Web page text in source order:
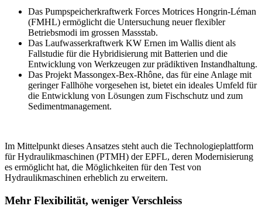
Das Pumpspeicherkraftwerk Forces Motrices Hongrin-Léman
(FMHL) ermöglicht die Untersuchung neuer flexibler
Betriebsmodi im grossen Massstab.
Das Laufwasserkraftwerk KW Ernen im Wallis dient als
Fallstudie für die Hybridisierung mit Batterien und die
Entwicklung von Werkzeugen zur prädiktiven Instandhaltung.
Das Projekt Massongex-Bex-Rhône, das für eine Anlage mit
geringer Fallhöhe vorgesehen ist, bietet ein ideales Umfeld für
die Entwicklung von Lösungen zum Fischschutz und zum
Sedimentmanagement.
Im Mittelpunkt dieses Ansatzes steht auch die Technologieplattform
für Hydraulikmaschinen (PTMH) der EPFL, deren Modernisierung
es ermöglicht hat, die Möglichkeiten für den Test von
Hydraulikmaschinen erheblich zu erweitern.
Mehr Flexibilität, weniger Verschleiss